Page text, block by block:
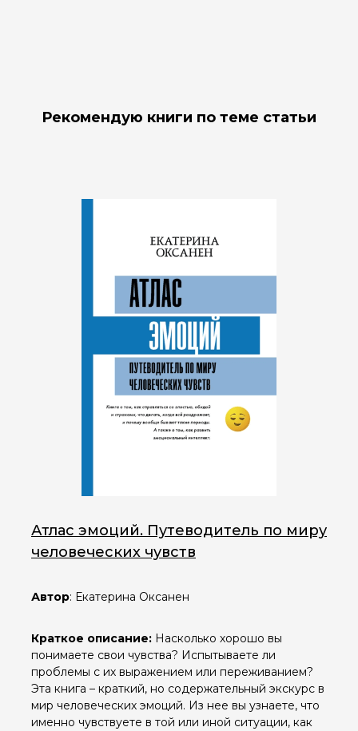
Атлас эмоций. Путеводитель по миру
человеческих чувств
Рекомендую книги по теме статьи
Автор: Екатерина Оксанен
Краткое описание: Насколько хорошо вы
понимаете свои чувства? Испытываете ли
проблемы с их выражением или переживанием?
Эта книга – краткий, но содержательный экскурс в
мир человеческих эмоций. Из нее вы узнаете, что
именно чувствуете в той или иной ситуации, как